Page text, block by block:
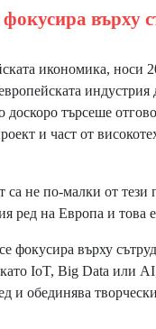
върху
икономика, носи
индустрия
търсеше
и част от
не по-малки от тези
ред на Европа и това
фокусира върху
IoT, Big Data или
и обединява